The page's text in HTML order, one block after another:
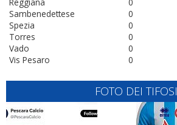
0
Sambenedettese
0
Spezia
0
Torres
0
Vado
0
Vis Pesaro
FOTO DEI TIFOSI